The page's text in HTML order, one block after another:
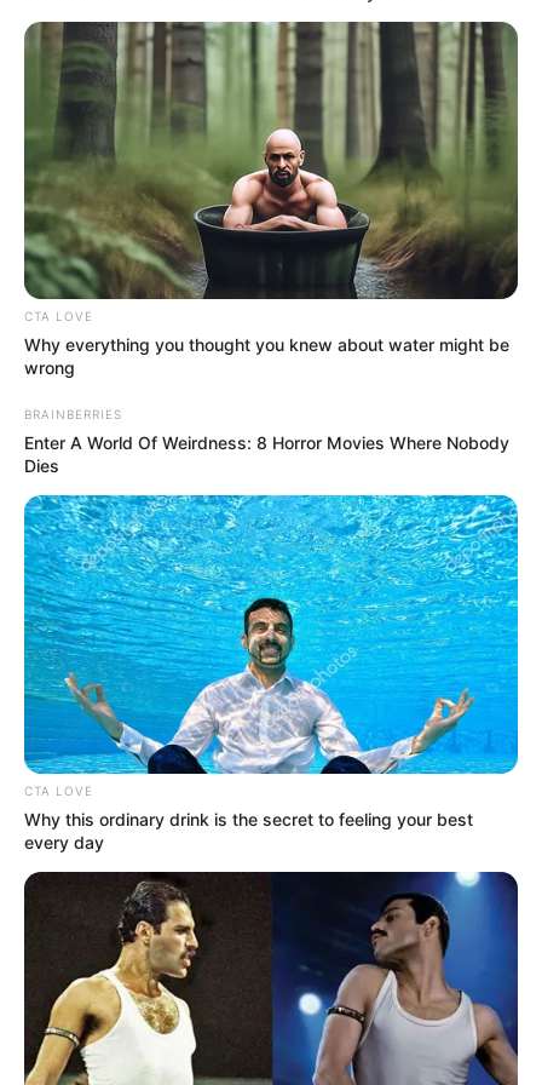
Η τούρτα χωρισμού: ένα γλυκό που κρύβει συναισθήματα
σε κάθε μπουκιά.
Περισσότερα νέα από την Εύβοια
Κάθε πότε κληρώνει το Τζόκερ το 2026:
Ημέρες και ώρα
Συντάξεις Οκτωβρίου 2026: Πότε θα γίνει η
πληρωμή;
Συντάξεις Σεπτεμβρίου 2026 πληρωμή
Ακολουθήστε το evianews.com στο
News
ΤΑ ΠΙΟ ΔΗΜΟΦΙΛΗ
CTA LOVE
Why everything you thought you knew about water might be
wrong
BRAINBERRIES
Enter A World Of Weirdness: 8 Horror Movies Where Nobody
Dies
CTA LOVE
Why this ordinary drink is the secret to feeling your best
every day